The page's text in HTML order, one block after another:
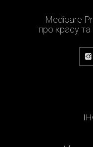
Medicare
про красу та